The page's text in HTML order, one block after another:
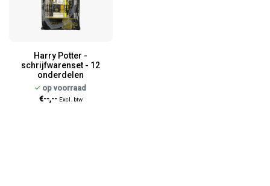
Harry Potter -
schrijfwarenset - 12
onderdelen
op voorraad
€--,-- Excl. btw